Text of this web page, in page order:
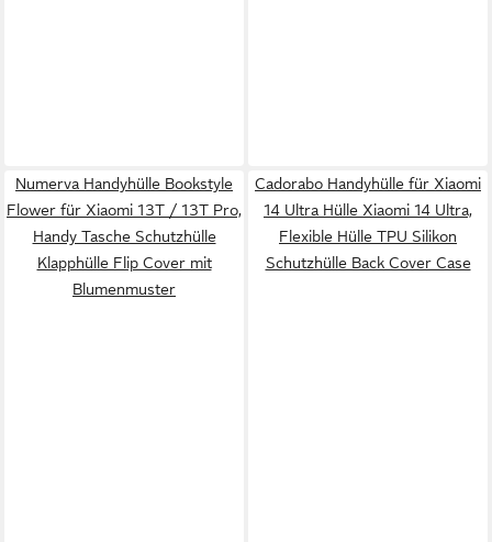
Numerva Handyhülle Bookstyle
Flower für Xiaomi 13T / 13T Pro,
Handy Tasche Schutzhülle
Klapphülle Flip Cover mit
Blumenmuster
Cadorabo Handyhülle für Xiaomi
14 Ultra Hülle Xiaomi 14 Ultra,
Flexible Hülle TPU Silikon
Schutzhülle Back Cover Case